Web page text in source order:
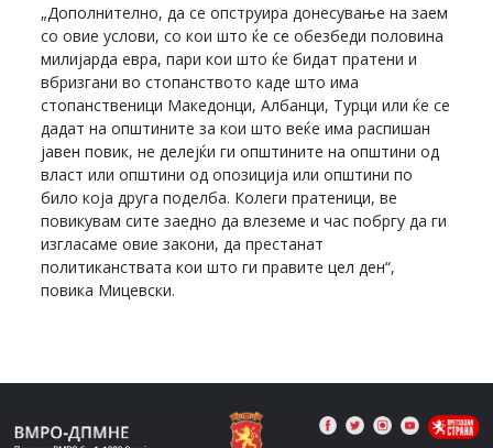
„Дополнително, да се опструира донесување на заем
со овие услови, со кои што ќе се обезбеди половина
милијарда евра, пари кои што ќе бидат пратени и
вбризгани во стопанството каде што има
стопанственици Македонци, Албанци, Турци или ќе се
дадат на општините за кои што веќе има распишан
јавен повик, не делејќи ги општините на општини од
власт или општини од опозиција или општини по
било која друга поделба. Колеги пратеници, ве
повикувам сите заедно да влеземе и час побргу да ги
изгласаме овие закони, да престанат
политиканствата кои што ги правите цел ден“,
повика Мицевски.